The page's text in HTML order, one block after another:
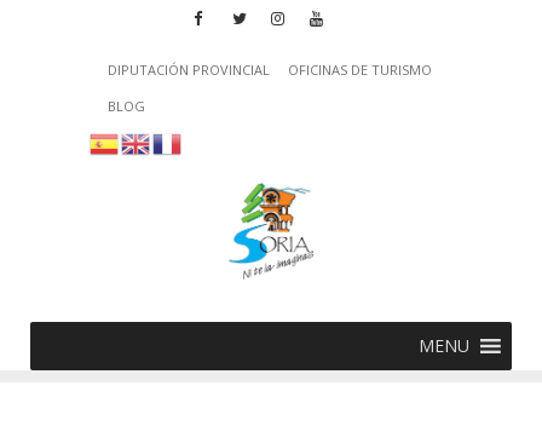
DIPUTACIÓN PROVINCIAL
OFICINAS DE TURISMO
BLOG
MENU